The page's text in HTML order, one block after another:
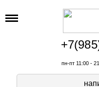
пн-пт 11:00 -